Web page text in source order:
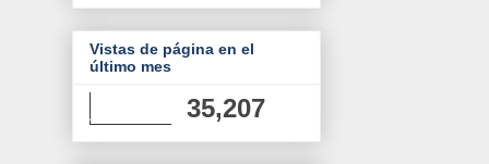
Vistas de página en el
último mes
35,207